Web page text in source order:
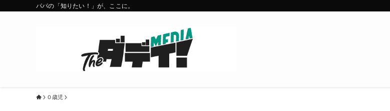
パパの「知りたい！」が、ここに。
０歳児